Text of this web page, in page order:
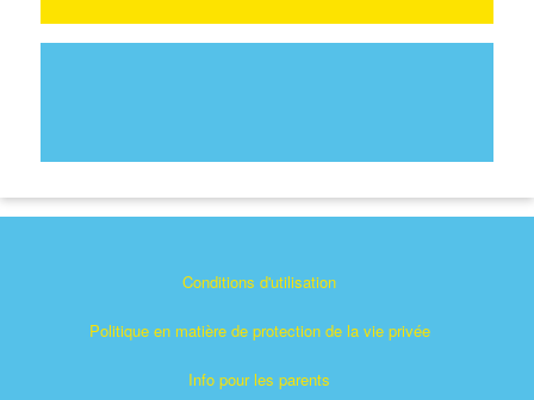
Conditions d'utilisation
Politique en matière de protection de la vie privée
Info pour les parents